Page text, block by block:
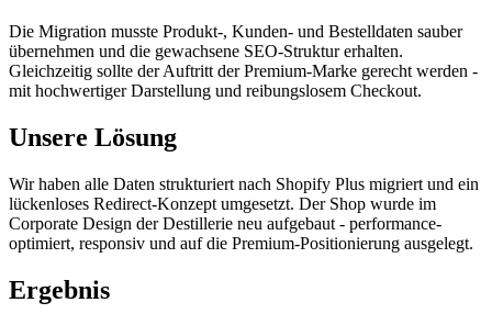
Die Migration musste Produkt-, Kunden- und Bestelldaten sauber
übernehmen und die gewachsene SEO-Struktur erhalten.
Gleichzeitig sollte der Auftritt der Premium-Marke gerecht werden -
mit hochwertiger Darstellung und reibungslosem Checkout.
Unsere Lösung
Wir haben alle Daten strukturiert nach Shopify Plus migriert und ein
lückenloses Redirect-Konzept umgesetzt. Der Shop wurde im
Corporate Design der Destillerie neu aufgebaut - performance-
optimiert, responsiv und auf die Premium-Positionierung ausgelegt.
Ergebnis